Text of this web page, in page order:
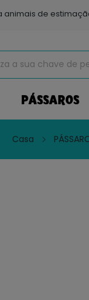
animais de
PÁSSAROS
Casa